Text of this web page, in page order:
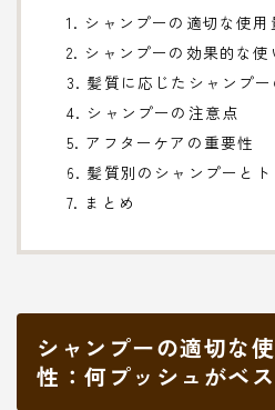
1. シャンプーの適切な使用
2. シャンプーの効果的な使
3. 髪質に応じたシャンプ
4. シャンプーの注意点
5. アフターケアの重要性
6. 髪質別のシャンプーと
7. まとめ
シャンプーの適切な
性：何プッシュがベ